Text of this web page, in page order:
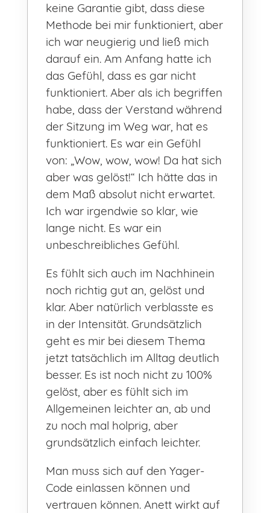
keine Garantie gibt, dass diese
Methode bei mir funktioniert, aber
ich war neugierig und ließ mich
darauf ein. Am Anfang hatte ich
das Gefühl, dass es gar nicht
funktioniert. Aber als ich begriffen
habe, dass der Verstand während
der Sitzung im Weg war, hat es
funktioniert. Es war ein Gefühl
von: „Wow, wow, wow! Da hat sich
aber was gelöst!“ Ich hätte das in
dem Maß absolut nicht erwartet.
Ich war irgendwie so klar, wie
lange nicht. Es war ein
unbeschreibliches Gefühl.
Es fühlt sich auch im Nachhinein
noch richtig gut an, gelöst und
klar. Aber natürlich verblasste es
in der Intensität. Grundsätzlich
geht es mir bei diesem Thema
jetzt tatsächlich im Alltag deutlich
besser. Es ist noch nicht zu 100%
gelöst, aber es fühlt sich im
Allgemeinen leichter an, ab und
zu noch mal holprig, aber
grundsätzlich einfach leichter.
Man muss sich auf den Yager-
Code einlassen können und
vertrauen können. Anett wirkt auf